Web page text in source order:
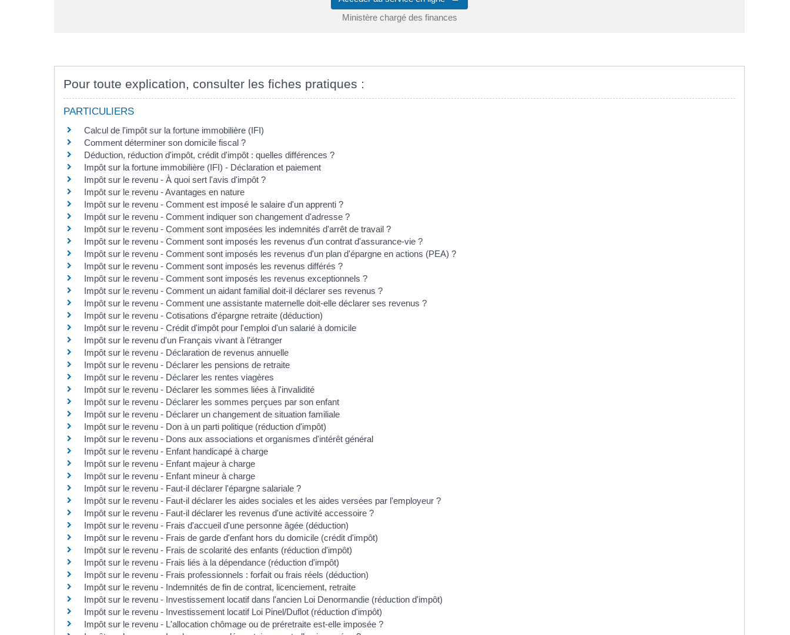
Ministère chargé des finances
Pour toute explication, consulter les fiches pratiques :
PARTICULIERS
Calcul de l'impôt sur la fortune immobilière (IFI)
Comment déterminer son domicile fiscal ?
Déduction, réduction d'impôt, crédit d'impôt : quelles différences ?
Impôt sur la fortune immobilière (IFI) - Déclaration et paiement
Impôt sur le revenu - À quoi sert l'avis d'impôt ?
Impôt sur le revenu - Avantages en nature
Impôt sur le revenu - Comment est imposé le salaire d'un apprenti ?
Impôt sur le revenu - Comment indiquer son changement d'adresse ?
Impôt sur le revenu - Comment sont imposées les indemnités d'arrêt de travail ?
Impôt sur le revenu - Comment sont imposés les revenus d'un contrat d'assurance-vie ?
Impôt sur le revenu - Comment sont imposés les revenus d'un plan d'épargne en actions (PEA) ?
Impôt sur le revenu - Comment sont imposés les revenus différés ?
Impôt sur le revenu - Comment sont imposés les revenus exceptionnels ?
Impôt sur le revenu - Comment un aidant familial doit-il déclarer ses revenus ?
Impôt sur le revenu - Comment une assistante maternelle doit-elle déclarer ses revenus ?
Impôt sur le revenu - Cotisations d'épargne retraite (déduction)
Impôt sur le revenu - Crédit d'impôt pour l'emploi d'un salarié à domicile
Impôt sur le revenu d'un Français vivant à l'étranger
Impôt sur le revenu - Déclaration de revenus annuelle
Impôt sur le revenu - Déclarer les pensions de retraite
Impôt sur le revenu - Déclarer les rentes viagères
Impôt sur le revenu - Déclarer les sommes liées à l'invalidité
Impôt sur le revenu - Déclarer les sommes perçues par son enfant
Impôt sur le revenu - Déclarer un changement de situation familiale
Impôt sur le revenu - Don à un parti politique (réduction d'impôt)
Impôt sur le revenu - Dons aux associations et organismes d'intérêt général
Impôt sur le revenu - Enfant handicapé à charge
Impôt sur le revenu - Enfant majeur à charge
Impôt sur le revenu - Enfant mineur à charge
Impôt sur le revenu - Faut-il déclarer l'épargne salariale ?
Impôt sur le revenu - Faut-il déclarer les aides sociales et les aides versées par l'employeur ?
Impôt sur le revenu - Faut-il déclarer les revenus d'une activité accessoire ?
Impôt sur le revenu - Frais d'accueil d'une personne âgée (déduction)
Impôt sur le revenu - Frais de garde d'enfant hors du domicile (crédit d'impôt)
Impôt sur le revenu - Frais de scolarité des enfants (réduction d'impôt)
Impôt sur le revenu - Frais liés à la dépendance (réduction d'impôt)
Impôt sur le revenu - Frais professionnels : forfait ou frais réels (déduction)
Impôt sur le revenu - Indemnités de fin de contrat, licenciement, retraite
Impôt sur le revenu - Investissement locatif dans l'ancien Loi Denormandie (réduction d'impôt)
Impôt sur le revenu - Investissement locatif Loi Pinel/Duflot (réduction d'impôt)
Impôt sur le revenu - L'allocation chômage ou de préretraite est-elle imposée ?